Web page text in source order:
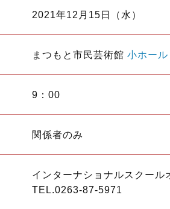
2021年12月15日（水）
まつもと市民芸術館 小ホール
9：00
関係者のみ
インターナショナルスクール
TEL.0263-87-5971